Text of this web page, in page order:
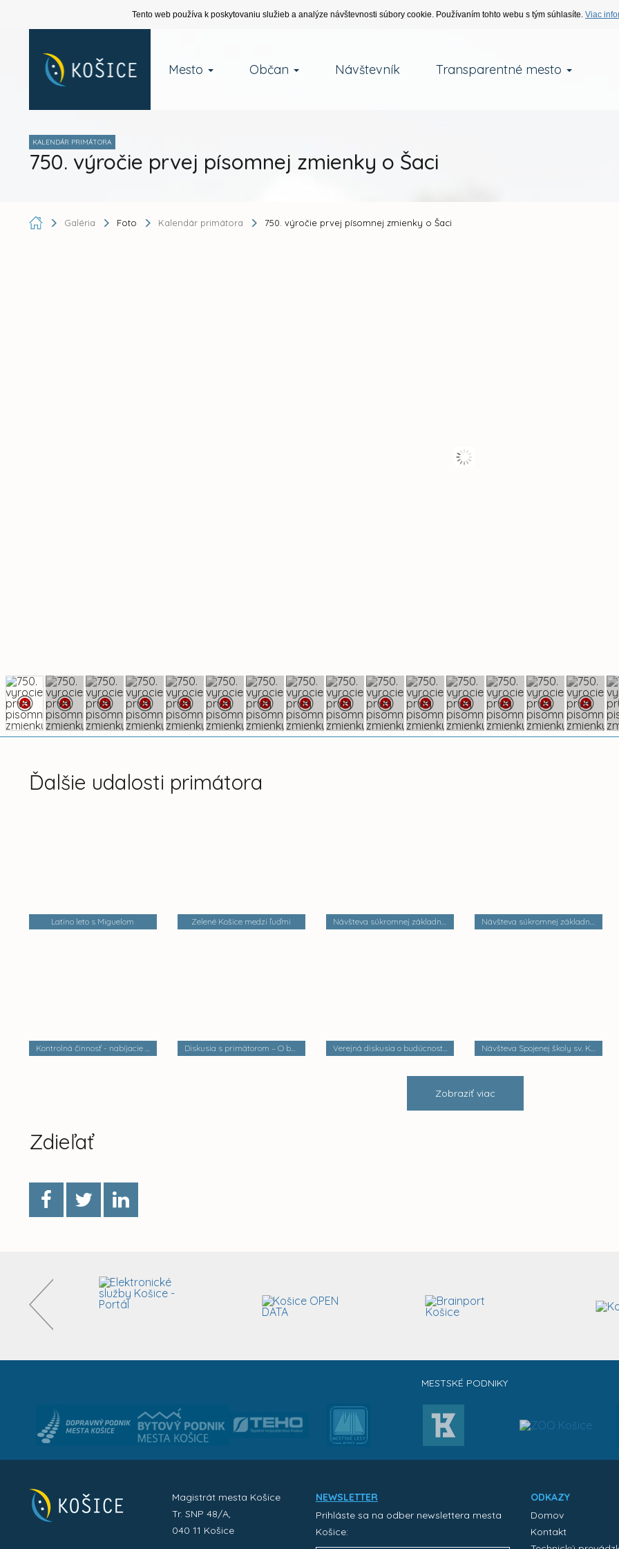
Tento web používa k poskytovaniu služieb a analýze návštevnosti súbory cookie. Používaním tohto webu s tým súhlasíte. Viac
Mesto Občan Návštevník Transparentné mesto
KALENDÁR PRIMÁTORA
750. výročie prvej písomnej zmienky o Šaci
Galéria Foto Kalendár primátora 750. výročie prvej písomnej zmienky o Šaci
Ďalšie udalosti primátora
Latino leto s Miguelom Zelené Košice medzi ľuďmi Návšteva súkromnej základnej umeleckej školy Zádielska Návšteva súkromnej základnej školy Dobrá škola n.o.
Kontrolná činnosť - nabíjacie stanice elektrobusov Diskusia s primátorom – O bezpečnosti a verejnom poriadku Verejná diskusia o budúcnosti mestských častí Návšteva Spojenej školy sv. Košických mučeníkov
Zobraziť viac
Zdieľať
MESTSKÉ PODNIKY
Magistrát mesta Košice
Tr. SNP 48/A,
040 11 Košice
NEWSLETTER
Prihláste sa na odber newslettera mesta
Košice:
ODKAZY
Domov
Kontakt